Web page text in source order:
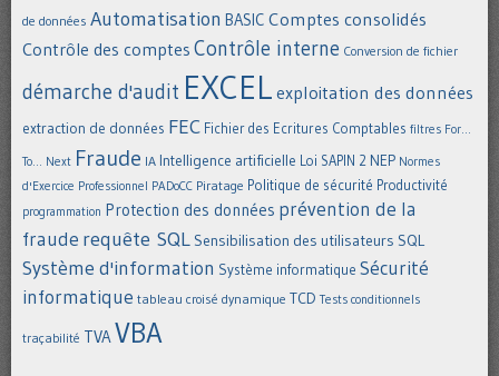
de données Automatisation BASIC Comptes consolidés
Contrôle des comptes Contrôle interne Conversion de fichier
démarche d'audit EXCEL exploitation des données
extraction de données FEC Fichier des Ecritures Comptables filtres For...
To... Next Fraude IA Intelligence artificielle Loi SAPIN 2 NEP Normes
d'Exercice Professionnel PADoCC Piratage Politique de sécurité Productivité
programmation Protection des données prévention de la
fraude requête SQL Sensibilisation des utilisateurs SQL
Système d'information Système informatique Sécurité
informatique tableau croisé dynamique TCD Tests conditionnels
traçabilité TVAVBA